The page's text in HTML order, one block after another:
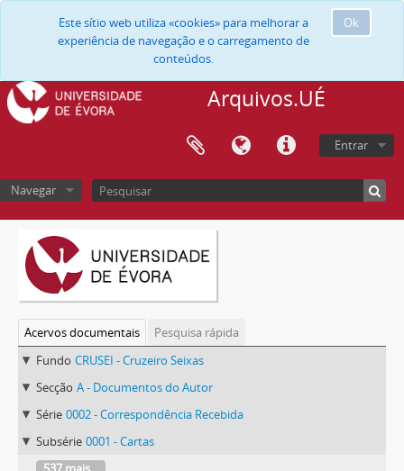
Ok
Este sítio web utiliza «cookies» para melhorar a
experiência de navegação e o carregamento de
conteúdos.
Arquivos.UÉ
Entrar
Navegar
Acervos documentais
Pesquisa rápida
Fundo CRUSEI - Cruzeiro Seixas
Secção A - Documentos do Autor
Série 0002 - Correspondência Recebida
Subsérie 0001 - Cartas